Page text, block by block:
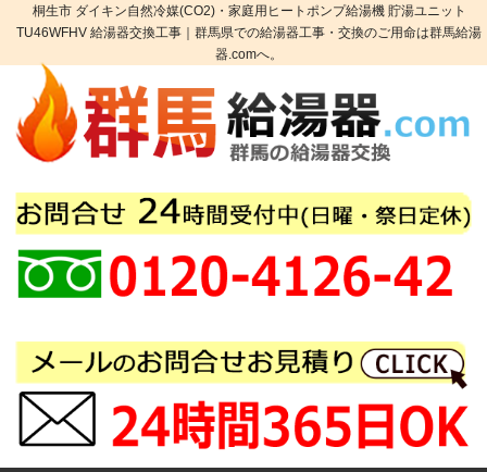
桐生市 ダイキン自然冷媒(CO2)・家庭用ヒートポンプ給湯機 貯湯ユニット
TU46WFHV 給湯器交換工事｜群馬県での給湯器工事・交換のご用命は群馬給湯
器.comへ。